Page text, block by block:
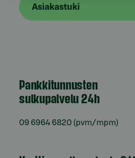
Asiakastuki
Pankkitunnusten
sulkupalvelu 24h
09 6964 6820 (pvm/mpm)